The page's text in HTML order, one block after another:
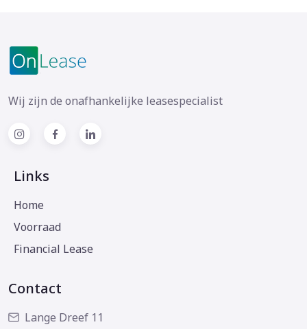
Wij zijn de onafhankelijke leasespecialist
Links
Home
Voorraad
Financial Lease
Contact
Lange Dreef 11